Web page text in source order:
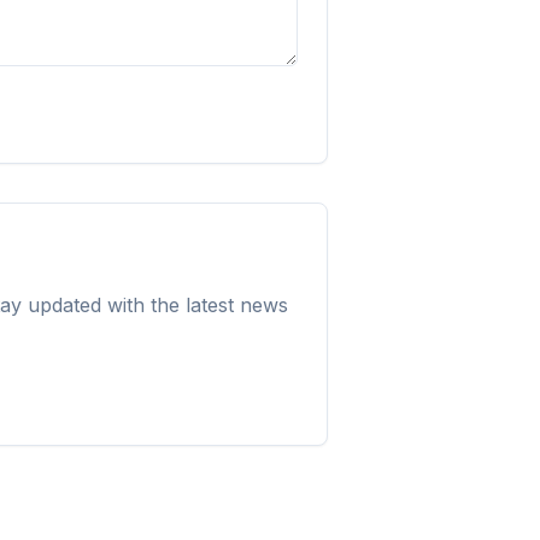
updated with the latest news
jedna